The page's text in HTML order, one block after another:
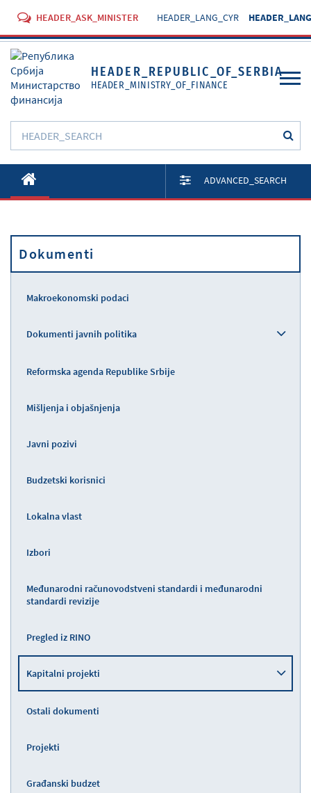
HEADER_ASK_MINISTER HEADER_LANG_CYR
HEADER_REPUBLIC_OF_SERBIA
HEADER_MINISTRY_OF_FINANCE
O Ministarstvu
Aktivnosti
Propisi
ADVANCED_SEARCH
Dokumenti
Makroekonomski podaci
Dokumenti javnih politika
Reformska agenda Republike Srbije
Mišljenja i objašnjenja
Javni pozivi
Budzetski korisnici
Lokalna vlast
Izbori
Međunarodni računovodstveni standardi i međunarodni
standardi revizije
Pregled iz RINO
Kapitalni projekti
Ostali dokumenti
Projekti
Građanski budzet